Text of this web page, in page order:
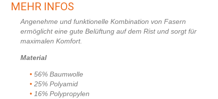
MEHR INFOS
Angenehme und funktionelle Kombination von Fasern
ermöglicht eine gute Belüftung auf dem Rist und sorgt für
maximalen Komfort.
Material
56% Baumwolle
25% Polyamid
16% Polypropylen